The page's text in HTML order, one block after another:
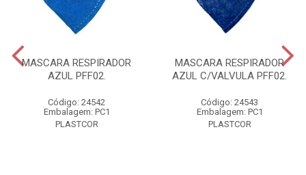
MASCARA RESPIRADOR
AZUL PFF02.
Código: 24542
Embalagem: PC1
PLASTCOR
MASCARA RESPIRADOR
AZUL C/VALVULA PFF02.
Código: 24543
Embalagem: PC1
PLASTCOR